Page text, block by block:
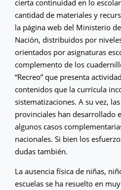
cierta continuidad en lo
cantidad de materiales y
la página web del Ministerio
Nación, distribuidos por
orientados por asignaturas
complemento de los
“Recreo” que presenta
contenidos que la currícula
sistematizaciones. A su vez,
provinciales han desarrollado
algunos casos
nacionales. Si bien los
dudas también.
La ausencia física de niñas,
escuelas se ha resuelto en